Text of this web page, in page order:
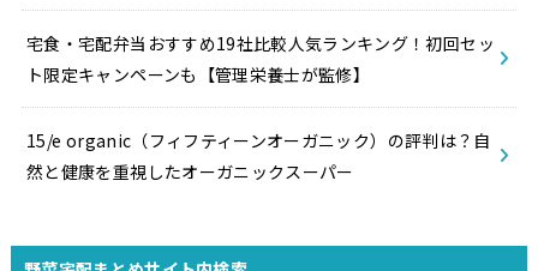
宅食・宅配弁当おすすめ19社比較人気ランキング！初回セッ
ト限定キャンペーンも【管理栄養士が監修】
15/e organic（フィフティーンオーガニック）の評判は？自
然と健康を重視したオーガニックスーパー